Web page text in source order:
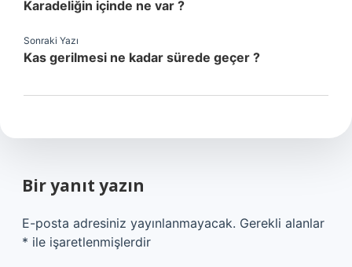
Karadeliğin içinde ne var ?
Sonraki Yazı
Kas gerilmesi ne kadar sürede geçer ?
Bir yanıt yazın
E-posta adresiniz yayınlanmayacak. Gerekli alanlar
* ile işaretlenmişlerdir